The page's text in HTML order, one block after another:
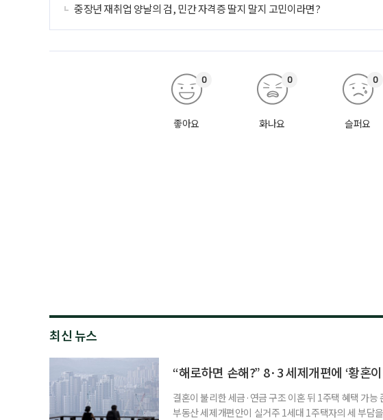
중장년 재취업 양날의 검, 민간 자격증 딸지 말지 고민이라면?
좋아요
0
화나요
0
슬퍼요
0
최신 뉴스
“해로하면 손해?” 8·3 세제개편에 ‘황혼
결혼이 불리한 세금·연금 구조 이혼 뒤 1주택 혜택 가
부동산 세제개편안이 실거주 1세대 1주택자의 세 부담